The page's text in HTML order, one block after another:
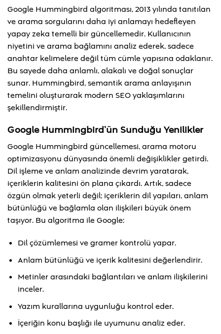
Google Hummingbird algoritması, 2013 yılında tanıtılan
ve arama sorgularını daha iyi anlamayı hedefleyen
yapay zeka temelli bir güncellemedir. Kullanıcının
niyetini ve arama bağlamını analiz ederek, sadece
anahtar kelimelere değil tüm cümle yapısına odaklanır.
Bu sayede daha anlamlı, alakalı ve doğal sonuçlar
sunar. Hummingbird, semantik arama anlayışının
temelini oluşturarak modern SEO yaklaşımlarını
şekillendirmiştir.
Google Hummingbird’ün Sunduğu Yenilikler
Google Hummingbird güncellemesi, arama motoru
optimizasyonu dünyasında önemli değişiklikler getirdi.
Dil işleme ve anlam analizinde devrim yaratarak,
içeriklerin kalitesini ön plana çıkardı. Artık, sadece
özgün olmak yeterli değil; içeriklerin dil yapıları, anlam
bütünlüğü ve bağlamla olan ilişkileri büyük önem
taşıyor. Bu algoritma ile Google:
Dil çözümlemesi ve gramer kontrolü yapar.
Anlam bütünlüğü ve içerik kalitesini değerlendirir.
Metinler arasındaki bağlantıları ve anlam ilişkilerini
inceler.
Yazım kurallarına uygunluğu kontrol eder.
İçeriğin konu başlığı ile uyumunu analiz eder.